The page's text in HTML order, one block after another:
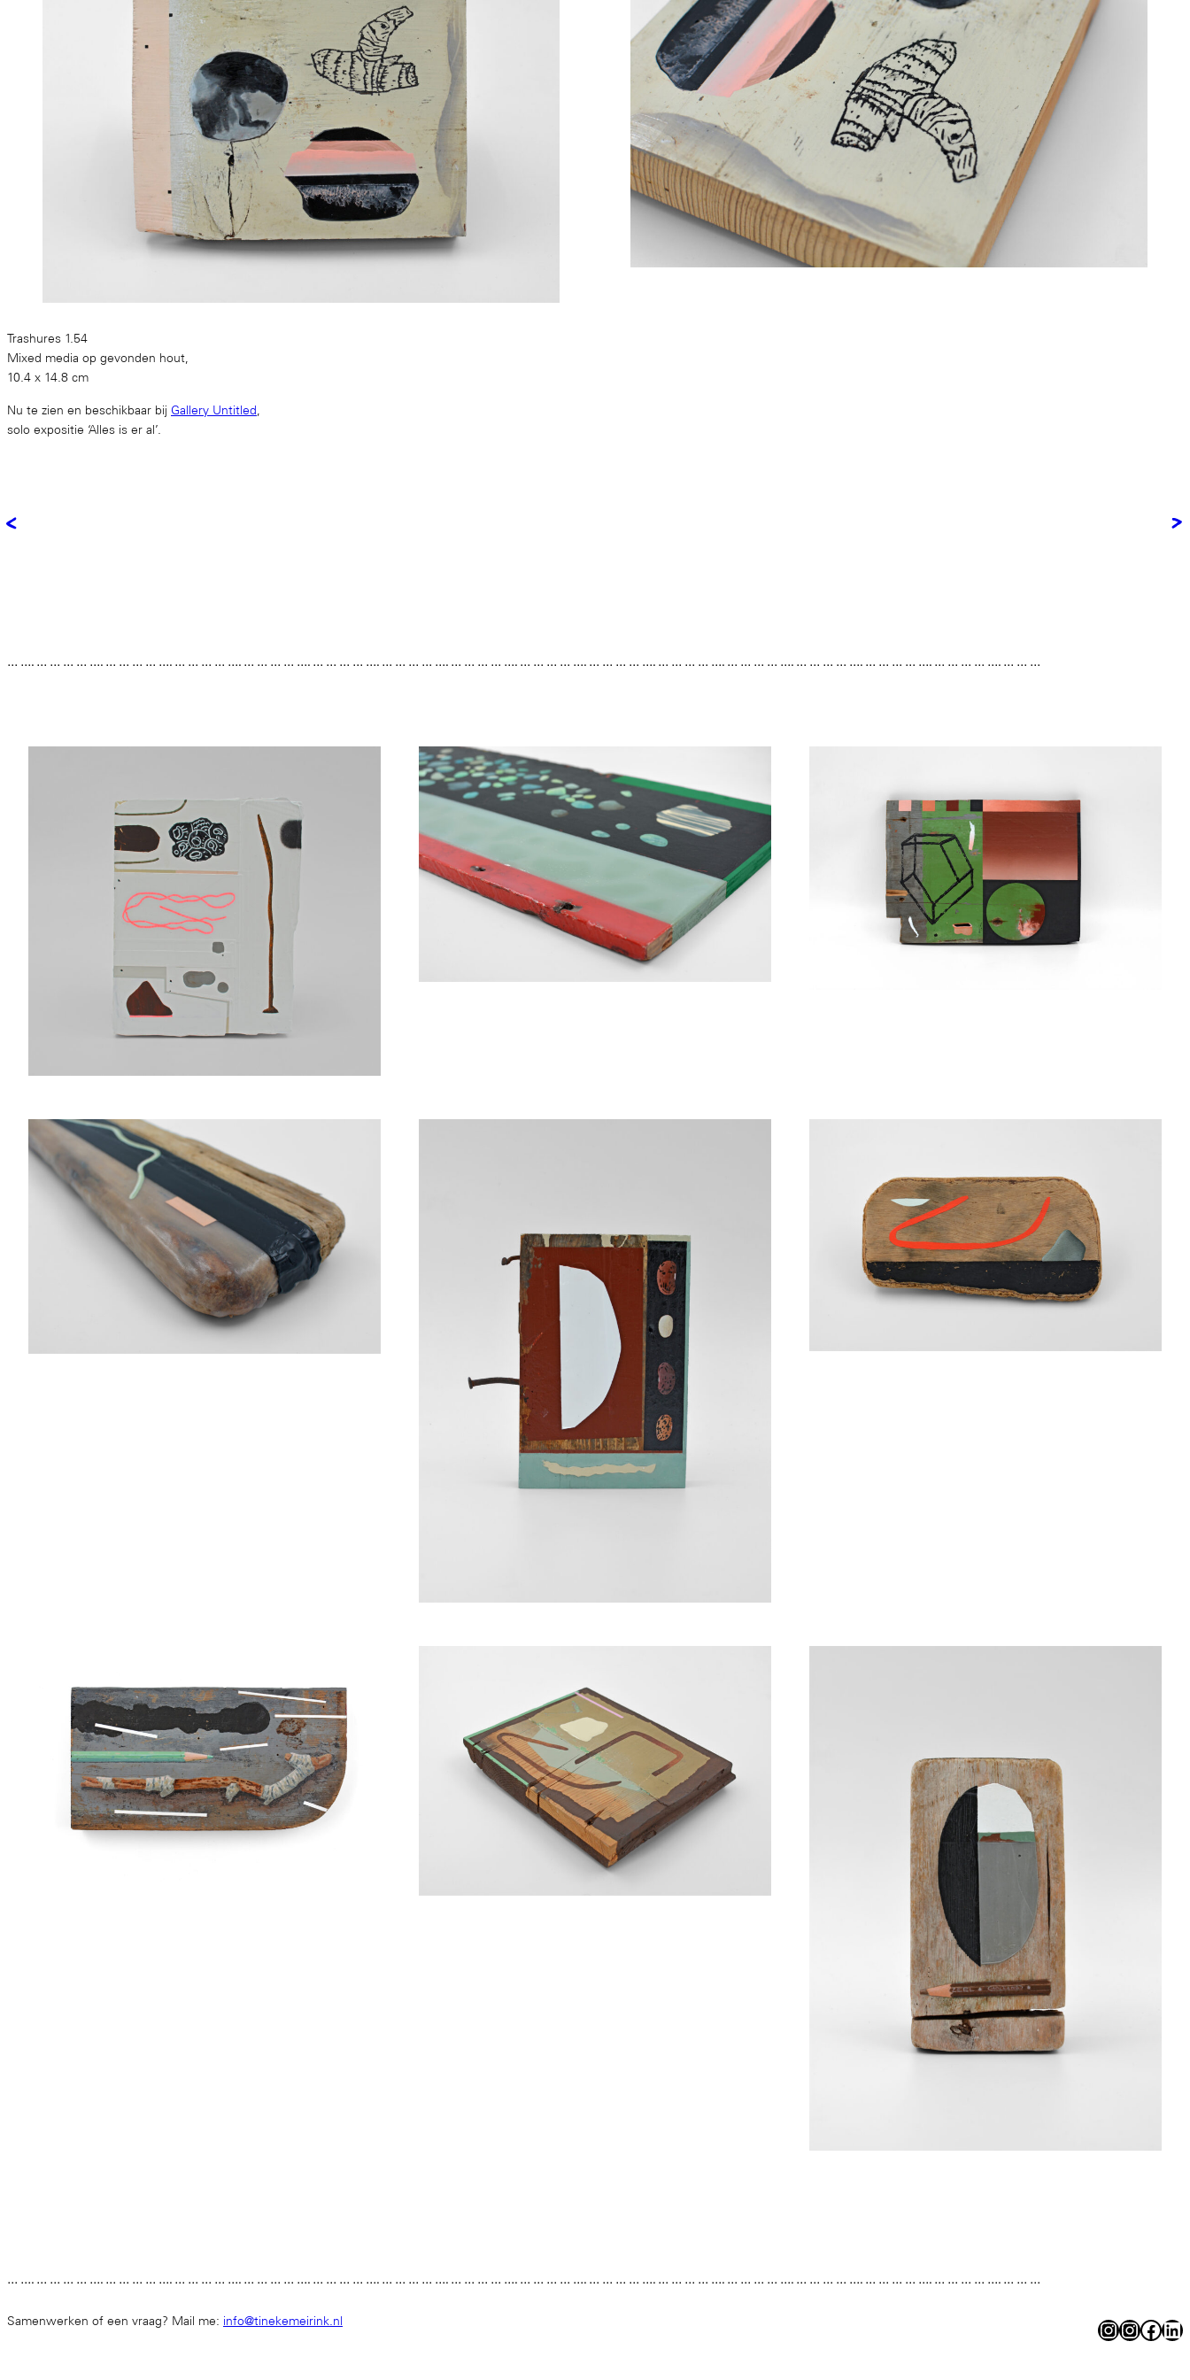
Trashures 1.54
Mixed media op gevonden hout,
10.4 x 14.8 cm
Nu te zien en beschikbaar bij Gallery Untitled,
solo expositie ‘Alles is er al’.
< >
… …. … … … … …. … … … … …. … … … … …. … … … … …. … … … … …. … … … … …. … … … … …. … … … … …. … … … … …. … … … … …. … … … … …. … … … … …. … … … … …. … … … … …. … … …
… …. … … … … …. … … … … …. … … … … …. … … … … …. … … … … …. … … … … …. … … … … …. … … … … …. … … … … …. … … … … …. … … … … …. … … … … …. … … … … …. … … … … …. … … …
Samenwerken of een vraag? Mail me: info@tinekemeirink.nl InstagramInstagramFacebook LinkedIn